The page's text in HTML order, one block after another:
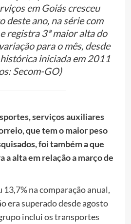
em Goiás cresceu
deste ano, na série com
registra 3ª maior alta do
para o mês, desde
iniciada em 2011
Secom-GO)
serviços auxiliares
que tem o maior peso
foi também a que
a alta em relação a março de
13,7% na comparação anual,
era superado desde agosto
inclui os transportes